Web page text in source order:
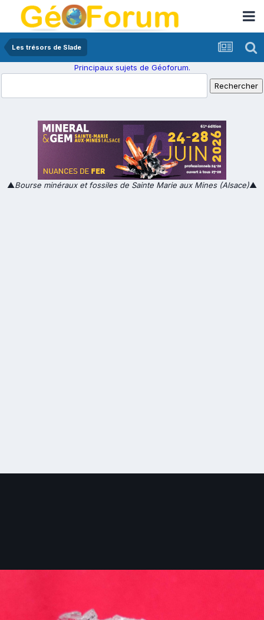
Les trésors de Slade
Principaux sujets de Géoforum.
▲Bourse minéraux et fossiles de Sainte Marie aux Mines (Alsace)▲